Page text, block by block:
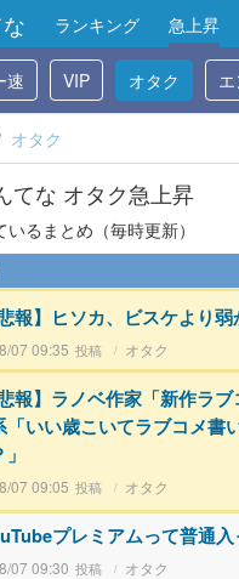
ランキング 急上昇
速 VIP オタク
オタク
てな オタク急上昇
るまとめ（毎時更新）
悲報】ヒソカ、ビスケより
07 09:35 オタク
悲報】ラノベ作家「新作ラブ
「いい歳こいてラブコメ書
07 09:05 オタク
プレミアムって普通入
07 09:30 オタク